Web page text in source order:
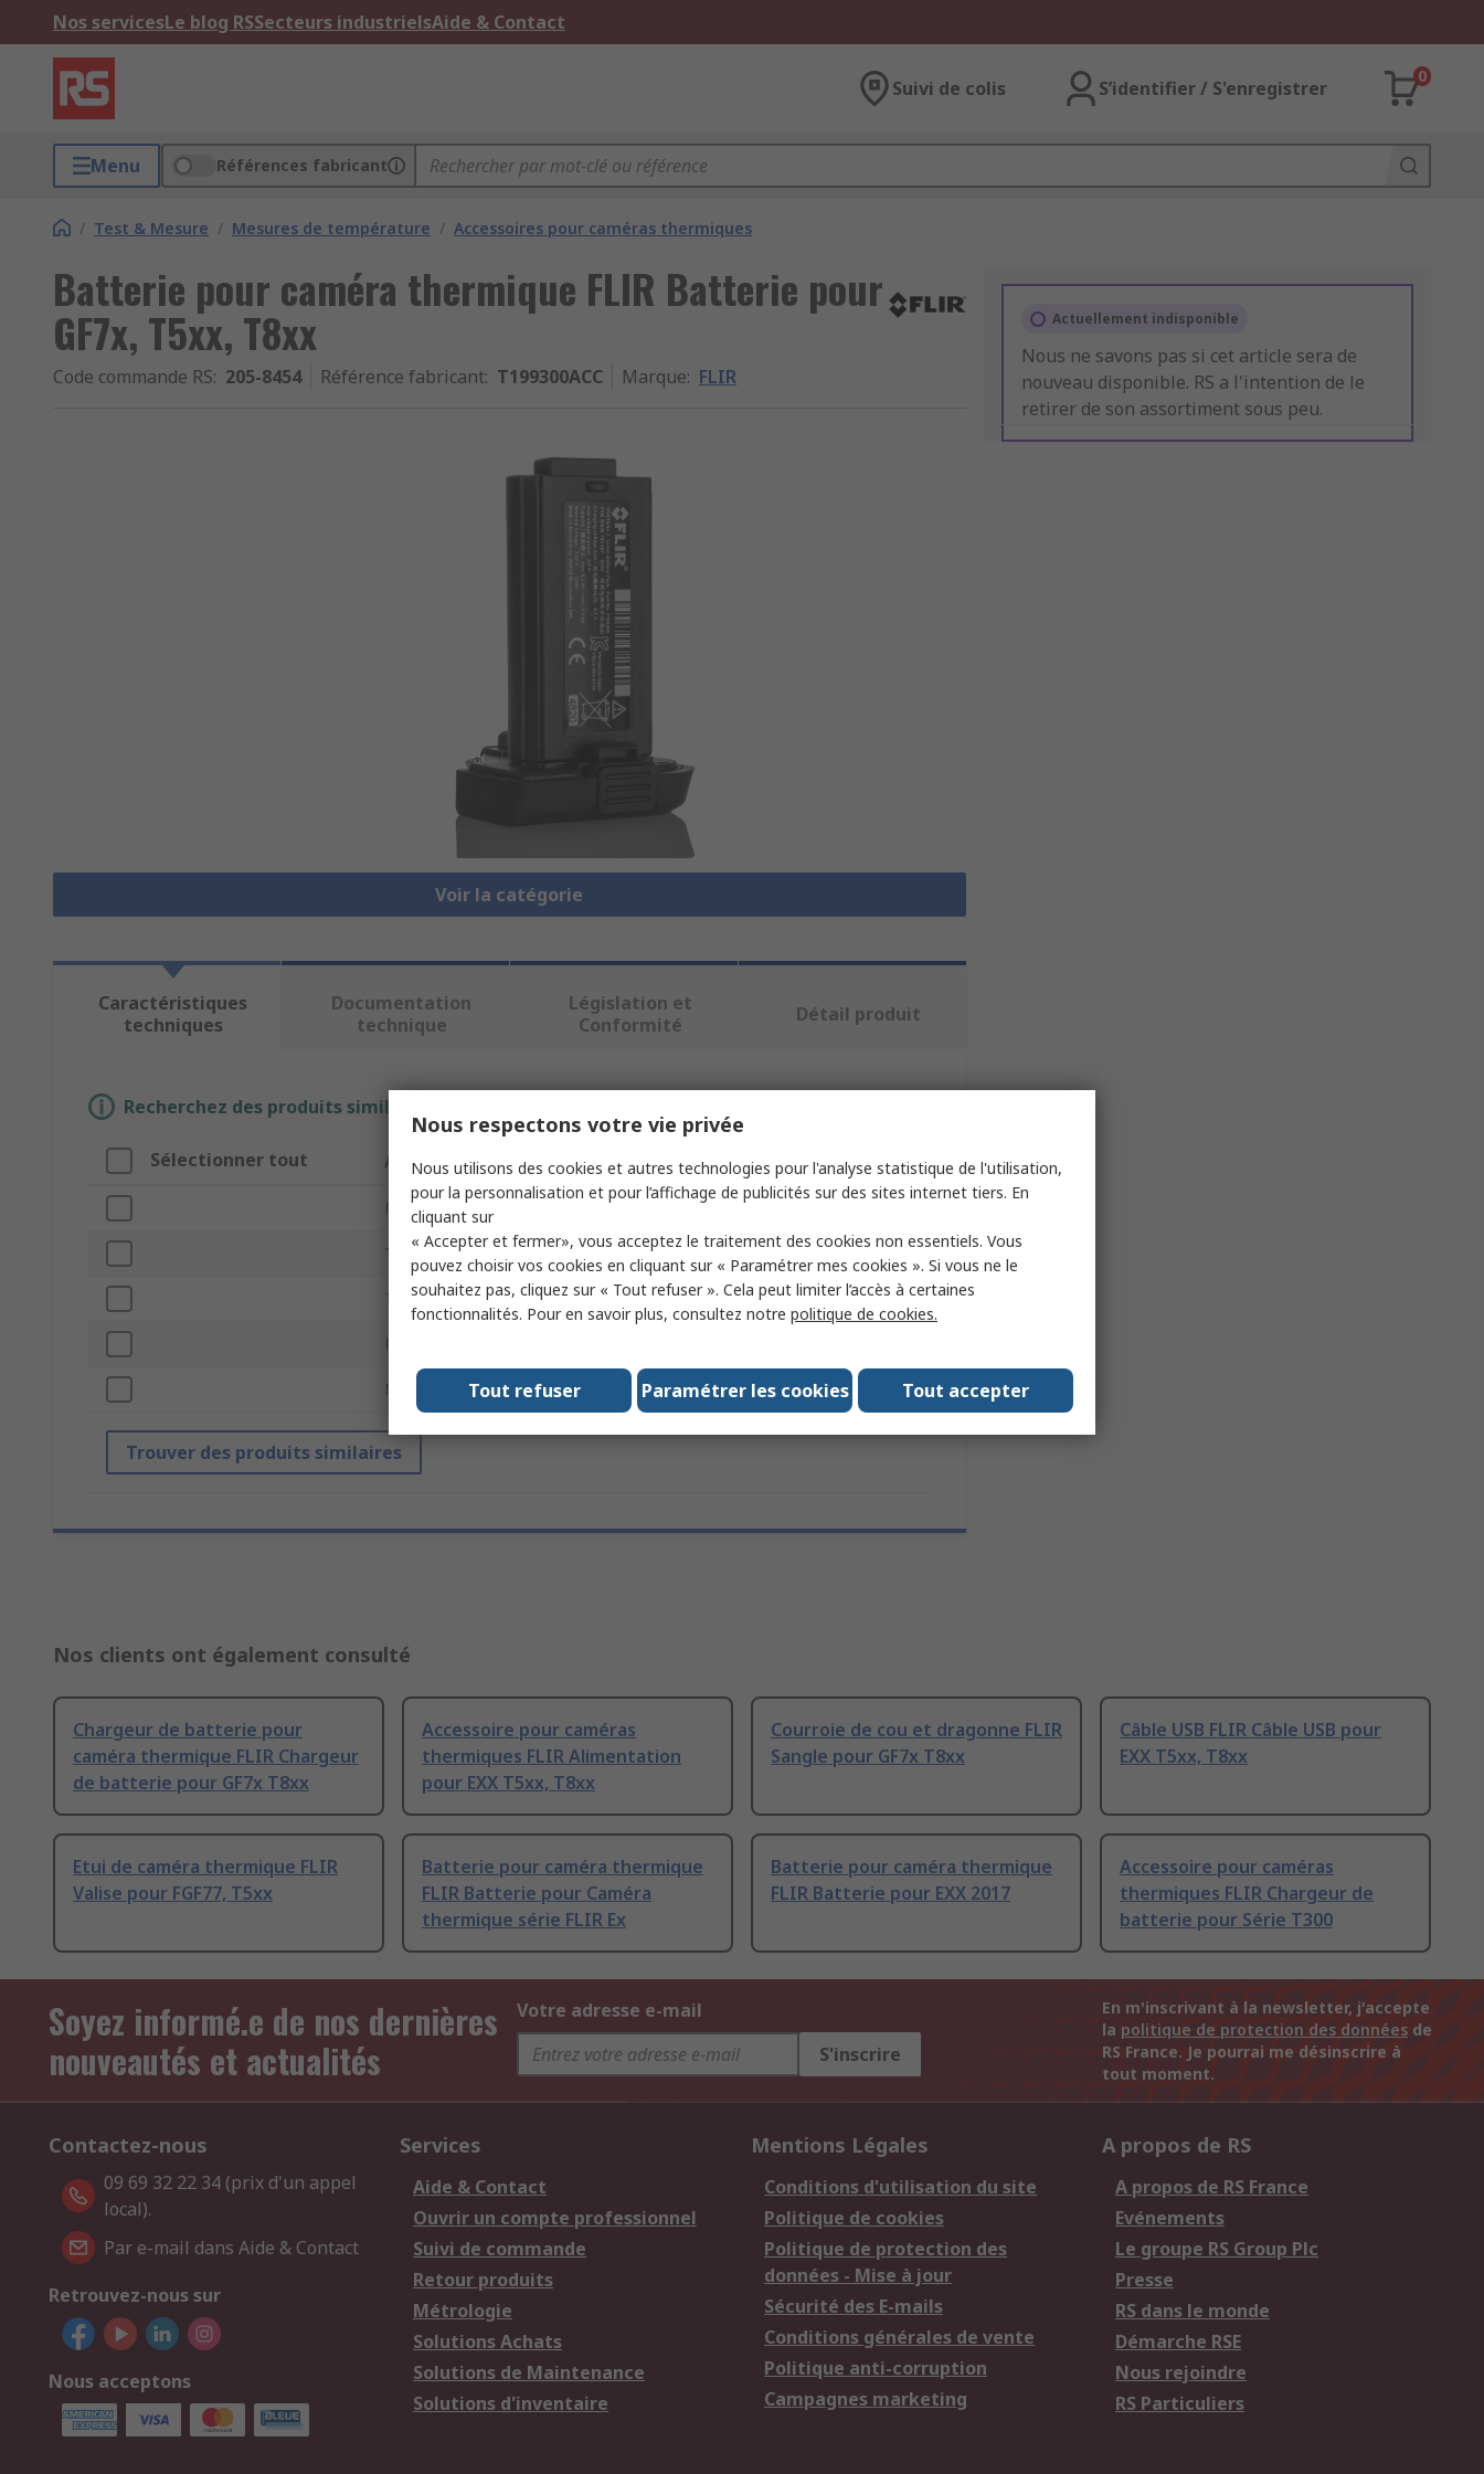
Nos servicesLe blog RSSecteurs industrielsAide & Contact
Suivi de colis S’identifier / S'enregistrer
0
Menu Références fabricant
/ Test & Mesure / Mesures de température / Accessoires pour caméras thermiques
Batterie pour caméra thermique FLIR Batterie pour
GF7x, T5xx, T8xx
Code commande RS: 205-8454 Référence fabricant: T199300ACC Marque: FLIR
Voir la catégorie
Actuellement indisponible
Nous ne savons pas si cet article sera de
nouveau disponible. RS a l'intention de le
retirer de son assortiment sous peu.
Caractéristiques
techniques
Documentation
technique
Législation et
Conformité
Détail produit
Recherchez des produits similaires en sélectionnant un ou plusieurs attributs.
Sélectionner tout Attribut Valeur
Marque
Type de produit Batterie pour caméra thermique
Type d'accessoire Batterie
Pour être utilisé avec
Normes/homologations No
Trouver des produits similaires
Nos clients ont également consulté
Chargeur de batterie pour
caméra thermique FLIR Chargeur
de batterie pour GF7x T8xx
Accessoire pour caméras
thermiques FLIR Alimentation
pour EXX T5xx, T8xx
Courroie de cou et dragonne FLIR
Sangle pour GF7x T8xx
Câble USB FLIR Câble USB pour
EXX T5xx, T8xx
Etui de caméra thermique FLIR
Valise pour FGF77, T5xx
Batterie pour caméra thermique
FLIR Batterie pour Caméra
thermique série FLIR Ex
Batterie pour caméra thermique
FLIR Batterie pour EXX 2017
Accessoire pour caméras
thermiques FLIR Chargeur de
batterie pour Série T300
Soyez informé.e de nos dernières
nouveautés et actualités
Votre adresse e-mail
S'inscrire
En m'inscrivant à la newsletter, j'accepte
la politique de protection des données de
RS France. Je pourrai me désinscrire à
tout moment.
Contactez-nous
09 69 32 22 34 (prix d'un appel
local).
Par e-mail dans Aide & Contact
Retrouvez-nous sur
Nous acceptons
Services
Aide & Contact
Ouvrir un compte professionnel
Suivi de commande
Retour produits
Métrologie
Solutions Achats
Solutions de Maintenance
Solutions d'inventaire
Mentions Légales
Conditions d'utilisation du site
Politique de cookies
Politique de protection des
données - Mise à jour
Sécurité des E-mails
Conditions générales de vente
Politique anti-corruption
Campagnes marketing
A propos de RS
A propos de RS France
Evénements
Le groupe RS Group Plc
Presse
RS dans le monde
Démarche RSE
Nous rejoindre
RS Particuliers
Nous respectons votre vie privée
Nous utilisons des cookies et autres technologies pour l'analyse statistique de l'utilisation,
pour la personnalisation et pour l’affichage de publicités sur des sites internet tiers. En
cliquant sur
« Accepter et fermer», vous acceptez le traitement des cookies non essentiels. Vous
pouvez choisir vos cookies en cliquant sur « Paramétrer mes cookies ». Si vous ne le
souhaitez pas, cliquez sur « Tout refuser ». Cela peut limiter l’accès à certaines
fonctionnalités. Pour en savoir plus, consultez notre politique de cookies.
Tout accepter
Paramétrer les cookies
Tout refuser